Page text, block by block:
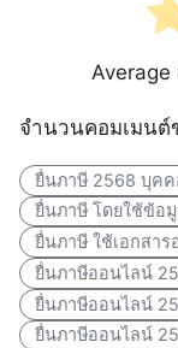
Average
จำนวนคอมเมนต์
ยื่นภาษี 2568 บุคค
ยื่นภาษี โดยใช้ข้อ
ยื่นภาษี ใช้เอกสาร
ยื่นภาษีออนไลน์
ยื่นภาษีออนไลน์
ยื่นภาษีออนไลน์